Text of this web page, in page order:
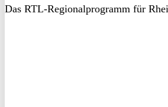
Das RTL-Regionalprogramm für